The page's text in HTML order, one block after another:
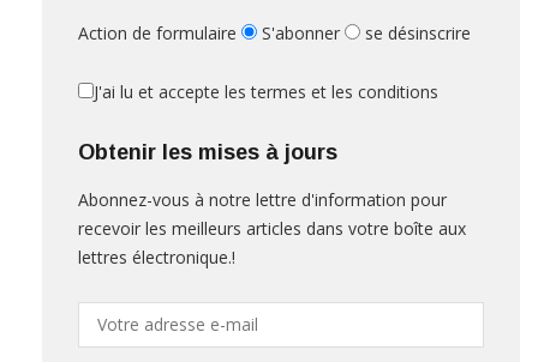
Action de formulaire S'abonner se désinscrire
J'ai lu et accepte les termes et les conditions
Obtenir les mises à jours
Abonnez-vous à notre lettre d'information pour
recevoir les meilleurs articles dans votre boîte aux
lettres électronique.!